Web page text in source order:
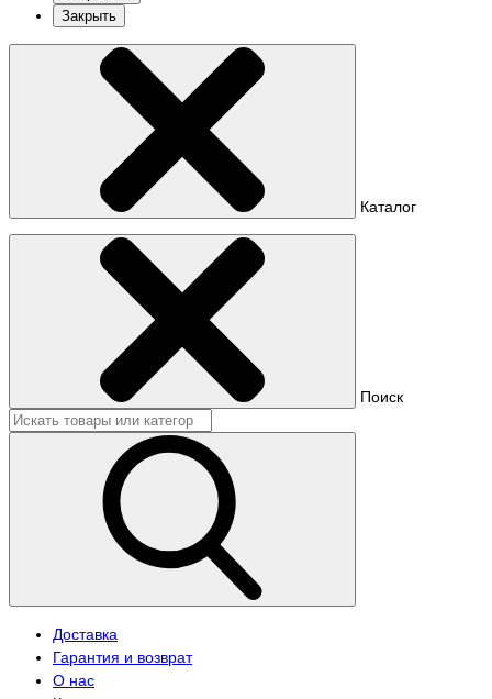
Закрыть
Каталог
Поиск
Доставка
Гарантия и возврат
О нас